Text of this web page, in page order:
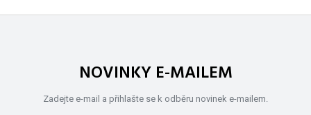
NOVINKY E-MAILEM
Zadejte e-mail a přihlašte se k odběru novinek e-mailem.